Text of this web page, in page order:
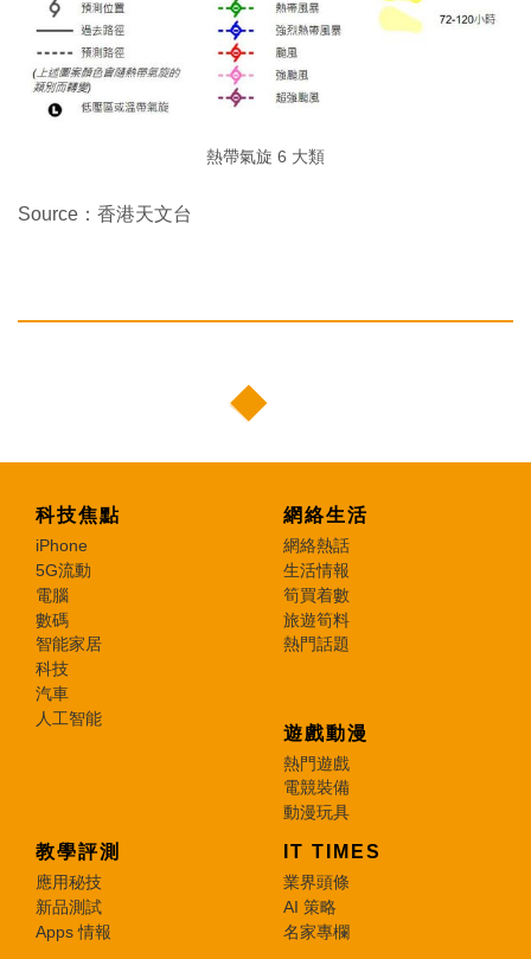
熱帶氣旋 6 大類
Source：香港天文台
科技焦點
iPhone
5G流動
電腦
數碼
智能家居
科技
汽車
人工智能
網絡生活
網絡熱話
生活情報
筍買着數
旅遊筍料
熱門話題
遊戲動漫
熱門遊戲
電競裝備
動漫玩具
教學評測
應用秘技
新品測試
Apps 情報
IT TIMES
業界頭條
AI 策略
名家專欄